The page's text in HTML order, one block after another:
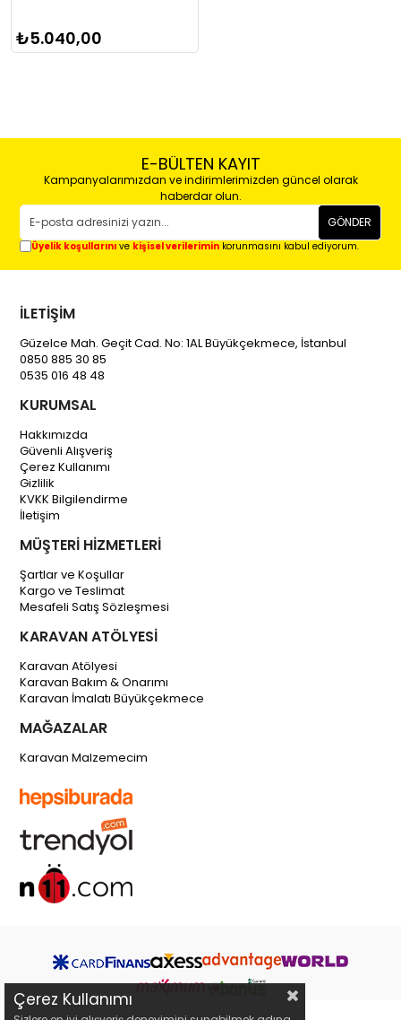
₺5.040,00
E-BÜLTEN KAYIT
Kampanyalarımızdan ve indirimlerimizden güncel olarak
haberdar olun.
GÖNDER
Üyelik koşullarını ve kişisel verilerimin korunmasını kabul ediyorum.
İLETİŞİM
Güzelce Mah. Geçit Cad. No: 1AL Büyükçekmece, İstanbul
0850 885 30 85
0535 016 48 48
KURUMSAL
Hakkımızda
Güvenli Alışveriş
Çerez Kullanımı
Gizlilik
KVKK Bilgilendirme
İletişim
MÜŞTERİ HİZMETLERİ
Şartlar ve Koşullar
Kargo ve Teslimat
Mesafeli Satış Sözleşmesi
KARAVAN ATÖLYESİ
Karavan Atölyesi
Karavan Bakım & Onarımı
Karavan İmalatı Büyükçekmece
MAĞAZALAR
Karavan Malzemecim
Çerez Kullanımı